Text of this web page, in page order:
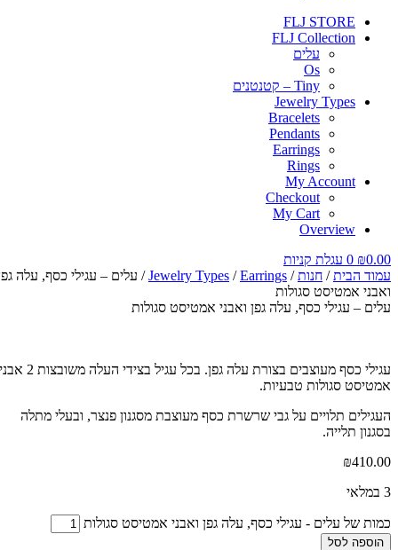
FLJ STORE
FLJ Collection
עלים
Os
Tiny – קטנטנים
Jewelry Types
Bracelets
Pendants
Earrings
Rings
My Account
Checkout
My Cart
Overview
₪0.00
0 עגלת קניות
עמוד הבית/חנות/
Jewelry Types/Earrings
/ עלים – עגילי כסף, עלה גפן
ואבני אמטיסט סגולות
עלים – עגילי כסף, עלה גפן ואבני אמטיסט סגולות
עגילי כסף מעוצבים בצורת עלה גפן. בכל עגיל בצידי העלה משובצות 2 אבני
אמטיסט סגולות טבעיות.
העגילים תלויים על גבי שרשרת כסף מעוצבת מסגנון פנצר, ובעלי מתלה
בסגנון תלייה.
₪410.00
כמות של עלים - עגילי כסף, עלה גפן ואבני אמטיסט סגולות
הוספה לסל